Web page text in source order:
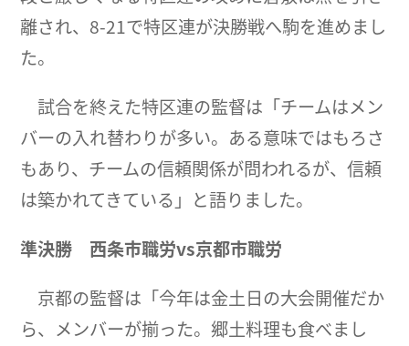
離され、8-21で特区連が決勝戦へ駒を進めまし
た。
試合を終えた特区連の監督は「チームはメン
バーの入れ替わりが多い。ある意味ではもろさ
もあり、チームの信頼関係が問われるが、信頼
は築かれてきている」と語りました。
準決勝 西条市職労vs京都市職労
京都の監督は「今年は金土日の大会開催だか
ら、メンバーが揃った。郷土料理も食べまし